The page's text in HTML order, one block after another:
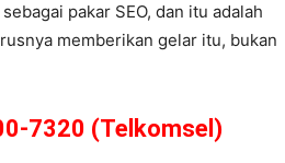
pakar SEO, dan itu adalah
memberikan gelar itu, bukan
7320 (Telkomsel)